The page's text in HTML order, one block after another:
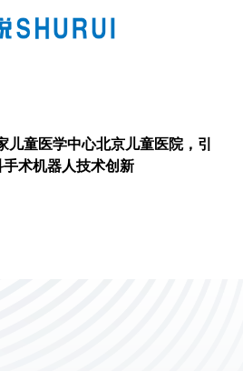
童医学中心北京儿童医院，引
手术机器人技术创新